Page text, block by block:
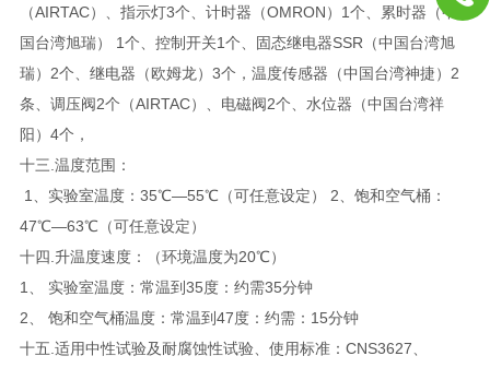
（AIRTAC）、指示灯3个、计时器（OMRON）1个、累时器（中
国台湾旭瑞） 1个、控制开关1个、固态继电器SSR（中国台湾旭
瑞）2个、继电器（欧姆龙）3个，温度传感器（中国台湾神捷）2
条、调压阀2个（AIRTAC）、电磁阀2个、水位器（中国台湾祥
阳）4个，
十三.温度范围：
1、实验室温度：35℃—55℃（可任意设定） 2、饱和空气桶：
47℃—63℃（可任意设定）
十四.升温度速度：（环境温度为20℃）
1、 实验室温度：常温到35度：约需35分钟
2、 饱和空气桶温度：常温到47度：约需：15分钟
十五.适用中性试验及耐腐蚀性试验、使用标准：CNS3627、